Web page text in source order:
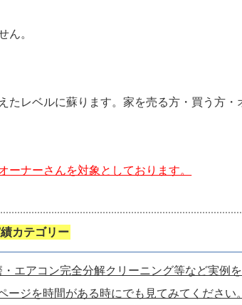
ん。
たレベルに蘇ります。家を売る方・買う方・
ーナーさんを対象としております。
カテゴリー
エアコン完全分解クリーニング等など実例
ージを時間がある時にでも見てみてください。